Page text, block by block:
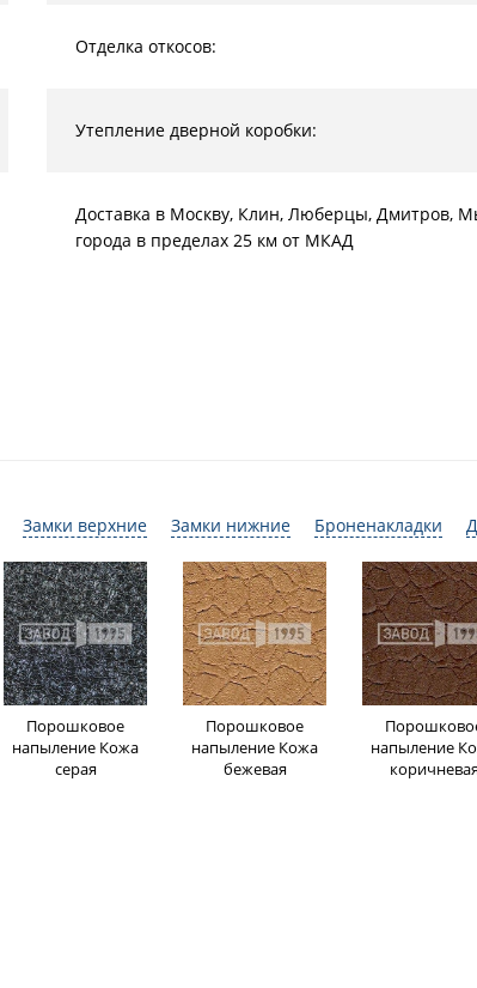
Отделка откосов:
Утепление дверной коробки:
Доставка в Москву, Клин, Люберцы, Дмитров,
города в пределах 25 км от МКАД
Замки верхние Замки нижние Броненакладки
Порошковое
напыление Кожа
серая
Порошковое
напыление Кожа
бежевая
напыление